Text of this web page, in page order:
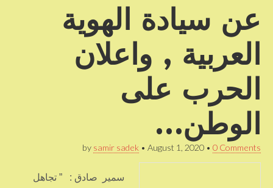
عن سيادة الهوية
العربية , واعلان
الحرب على
الوطن…
by samir sadek • August 1, 2020 • 0 Comments
سمير صادق : ” تجاهل